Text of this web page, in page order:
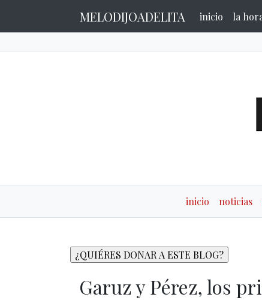
MELODIJOADELITA inicio la
inicio noticias
Garuz y Pérez, los